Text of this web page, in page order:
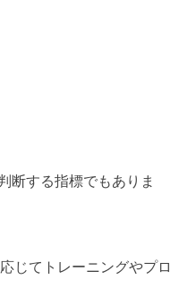
断する指標でもありま
じてトレーニングやプロ